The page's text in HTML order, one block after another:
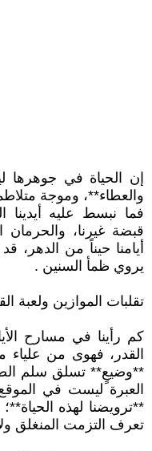
إن الحياة في جوهرها
والعطاء**، وموجة
فما نبسط عليه
قبضة غيرنا،
أيامنا حيناً من الدهر،
يروي ظمأ السنين .
تقلبات الموازين ولعبة
كم رأينا في مسارح
القدر، فهوى من
**وضيعٍ** تسلق سلم
العبرة ليست في
**ترويضنا لهذه
تعرف التزمت المنغلق